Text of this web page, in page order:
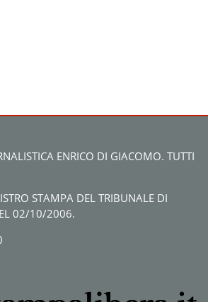
ENRICO DI GIACOMO. TUTTI
STAMPA DEL TRIBUNALE DI
02/10/2006.